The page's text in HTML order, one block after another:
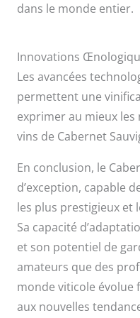
dans le monde entier.
Innovations
Les avancées
permettent une
exprimer au mieux
vins de Cabernet
En conclusion, le
d’exception, capable
les plus prestigieux et
Sa capacité
et son potentiel de
amateurs que des
monde viticole évolue
aux nouvelles